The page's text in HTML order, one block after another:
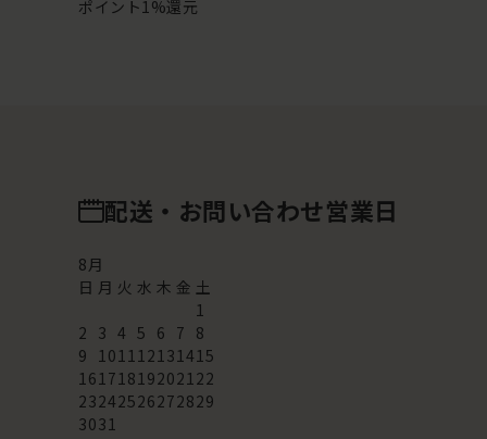
ポイント1%還元
配送・お問い合わせ営業日
8月
日 月 火 水 木 金 土
1
2 3 4 5 6 7 8
9 101112131415
16171819202122
23242526272829
3031